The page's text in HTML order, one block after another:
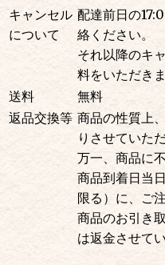
キャンセル
について
配達前日の
絡ください。
それ以降のキ
料をいただきま
送料
無料
返品交換等 商品の性質上
りさせていた
万一、商品に
商品到着日当
限る）に、ご
商品のお引き
は返金させて